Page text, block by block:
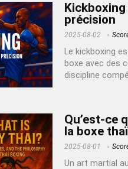
Kickboxing
précision
2025-08-02
Le kickboxing
boxe avec des
discipline
Qu’est-ce
la boxe
2025-08-01
Un art martial